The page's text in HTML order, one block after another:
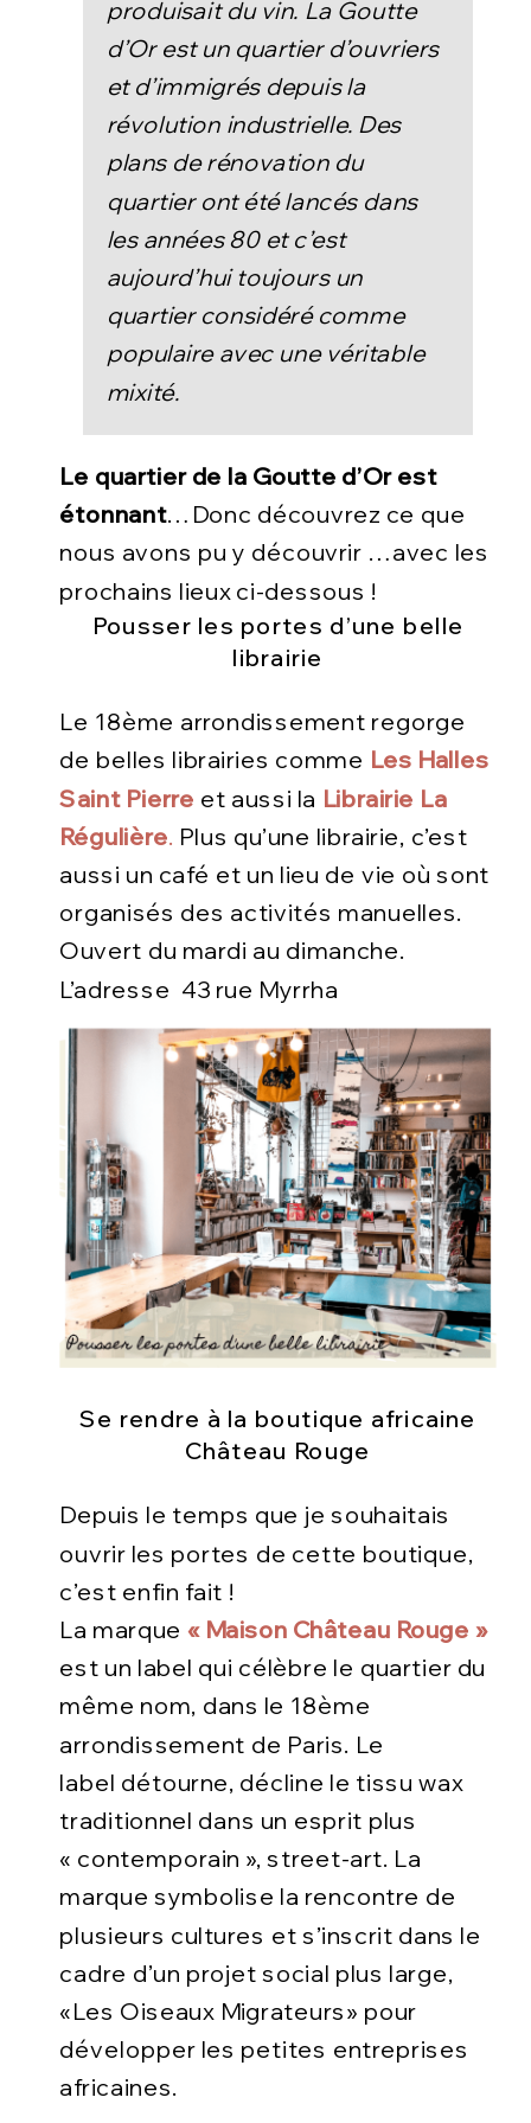
produisait du vin. La Goutte
d’Or est un quartier d’ouvriers
et d’immigrés depuis la
révolution industrielle. Des
plans de rénovation du
quartier ont été lancés dans
les années 80 et c’est
aujourd’hui toujours un
quartier considéré comme
populaire avec une véritable
mixité.
Le quartier de la Goutte d’Or est
étonnant…Donc découvrez ce que
nous avons pu y découvrir …avec les
prochains lieux ci-dessous !
Pousser les portes d’une belle
librairie
Le 18ème arrondissement regorge
de belles librairies comme Les Halles
Saint Pierre et aussi la Librairie La
Régulière. Plus qu’une librairie, c’est
aussi un café et un lieu de vie où sont
organisés des activités manuelles.
Ouvert du mardi au dimanche.
L’adresse 43 rue Myrrha
Se rendre à la boutique africaine
Château Rouge
Depuis le temps que je souhaitais
ouvrir les portes de cette boutique,
c’est enfin fait !
La marque « Maison Château Rouge »
est un label qui célèbre le quartier du
même nom, dans le 18ème
arrondissement de Paris. Le
label détourne, décline le tissu wax
traditionnel dans un esprit plus
« contemporain », street-art. La
marque symbolise la rencontre de
plusieurs cultures et s’inscrit dans le
cadre d’un projet social plus large,
«Les Oiseaux Migrateurs» pour
développer les petites entreprises
africaines.